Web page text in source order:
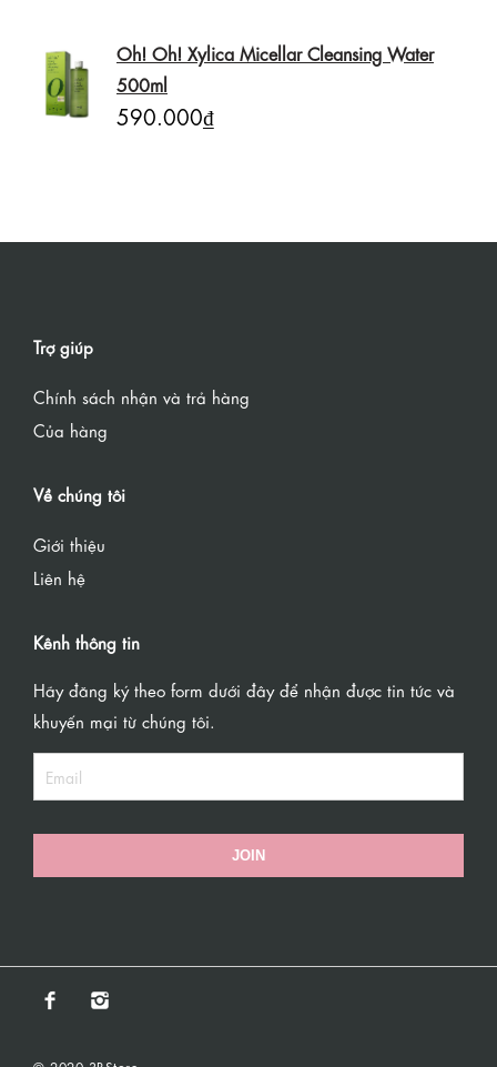
Oh! Oh! Xylica Micellar Cleansing Water
500ml
590.000₫
Trợ giúp
Chính sách nhận và trả hàng
Của hàng
Về chúng tôi
Giới thiệu
Liên hệ
Kênh thông tin
Hãy đăng ký theo form dưới đây để nhận được tin tức và
khuyến mại từ chúng tôi.
JOIN